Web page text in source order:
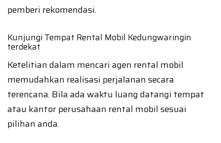
pemberi rekomendasi.
Kunjungi Tempat Rental Mobil Kedungwaringin
terdekat
Ketelitian dalam mencari agen rental mobil
memudahkan realisasi perjalanan secara
terencana. Bila ada waktu luang datangi tempat
atau kantor perusahaan rental mobil sesuai
pilihan anda.